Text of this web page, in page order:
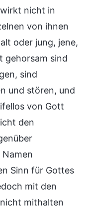
nicht in
von ihnen
oder jung, jene,
gehorsam sind
sind
und stören, und
von Gott
den
Namen
Sinn für Gottes
mit den
mithalten